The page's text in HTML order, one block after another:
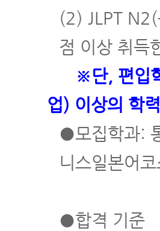
(2) JLPT
점 이상 취득
※단, 편입
업) 이상의 학
●모집학과:
니스일본어
●합격 기준